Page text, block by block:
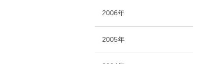
2006年
2005年